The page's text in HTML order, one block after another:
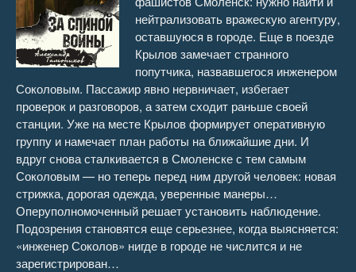
нейтрализовать вражескую агентуру,
оставшуюся в городе. Еще в поезде
Крылов замечает странного
попутчика, назвавшегося инженером
Соколовым. Пассажир явно нервничает, избегает
проверок и разговоров, а затем сходит раньше своей
станции. Уже на месте Крылов формирует оперативную
группу и намечает план работы на ближайшие дни. И
вдруг снова сталкивается в Смоленске с тем самым
Соколовым — но теперь перед ним другой человек: новая
стрижка, дорогая одежда, уверенные манеры…
Оперуполномоченный решает установить наблюдение.
Подозрения становятся еще серьезнее, когда выясняется:
«инженер Соколов» нигде в городе не числится и не
зарегистрирован…